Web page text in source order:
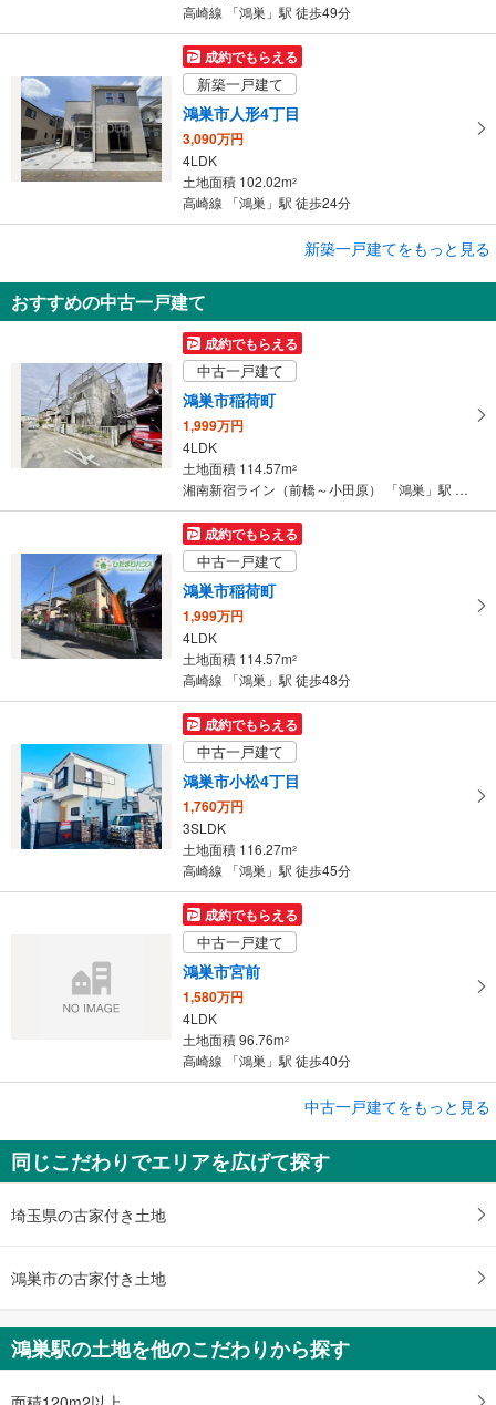
高崎線 「鴻巣」駅 徒歩49分
成約でもらえる
新築一戸建て
鴻巣市人形4丁目
3,090万円
4LDK
土地面積 102.02m2
高崎線 「鴻巣」駅 徒歩24分
鴻巣市人形4丁目
3,090万円
4LDK
土地面積 102.02m
高崎線 「鴻巣」駅 徒歩24分
新築一戸建てをもっと見る
おすすめの中古一戸建て
成約でもらえる
中古一戸建て
鴻巣市稲荷町
1,999万円
4LDK
土地面積 114.57m2
湘南新宿ライン（前橋～小田原） 「鴻巣」駅 徒歩44分
成約でもらえる
中古一戸建て
鴻巣市稲荷町
1,999万円
4LDK
土地面積 114.57m2
高崎線 「鴻巣」駅 徒歩48分
成約でもらえる
中古一戸建て
鴻巣市小松4丁目
1,760万円
3SLDK
土地面積 116.27m2
高崎線 「鴻巣」駅 徒歩45分
成約でもらえる
中古一戸建て
鴻巣市宮前
1,580万円
4LDK
土地面積 96.76m2
高崎線 「鴻巣」駅 徒歩40分
鴻巣市箕田
1,680万円
中古一戸建てをもっと見る
同じこだわりでエリアを広げて探す
埼玉県の古家付き土地
鴻巣市の古家付き土地
鴻巣駅の土地を他のこだわりから探す